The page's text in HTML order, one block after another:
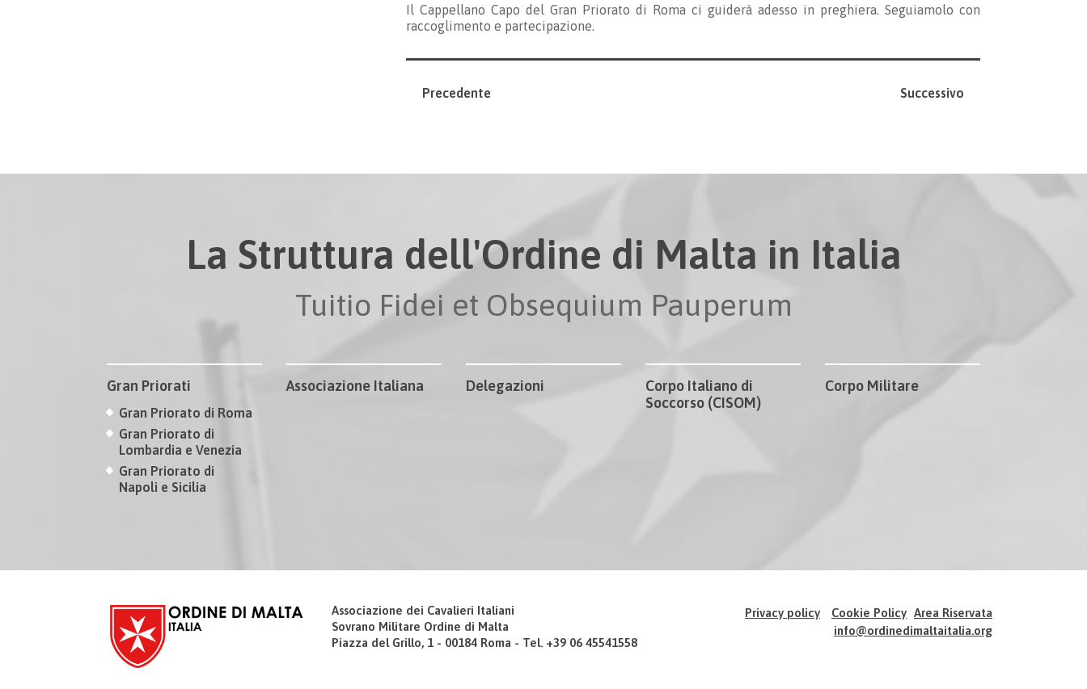
Il Cappellano Capo del Gran Priorato di Roma ci guiderà adesso in preghiera. Seguiamolo con
raccoglimento e partecipazione.
Precedente Successivo
La Struttura dell'Ordine di Malta in Italia
Tuitio Fidei et Obsequium Pauperum
Gran Priorati
Gran Priorato di Roma
Gran Priorato di
Lombardia e Venezia
Gran Priorato di
Napoli e Sicilia
Associazione Italiana Delegazioni
Corpo Italiano di
Soccorso (CISOM)
Corpo Militare
Associazione dei Cavalieri Italiani
Sovrano Militare Ordine di Malta
Piazza del Grillo, 1 - 00184 Roma - Tel. +39 06 45541558
Privacy policy Cookie Policy Area Riservata
info@ordinedimaltaitalia.org